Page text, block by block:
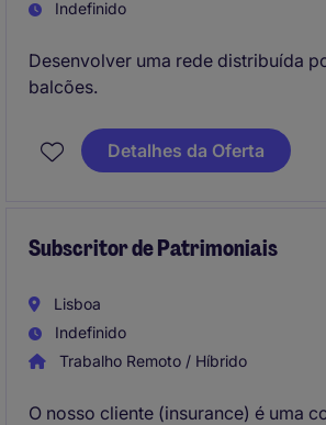
Indefinido
Desenvolver uma rede distribuída
balcões.
Detalhes da Oferta
Subscritor de Patrimoniais
Lisboa
Indefinido
Trabalho Remoto / Híbrido
O nosso cliente (insurance) é uma